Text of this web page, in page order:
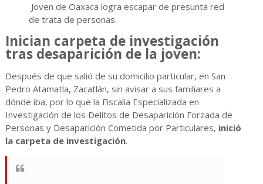
Joven de Oaxaca logra escapar de presunta red
de trata de personas.
Inician carpeta de investigación
tras desaparición de la joven:
Después de que salió de su domicilio particular, en San
Pedro Atamatla, Zacatlán, sin avisar a sus familiares a
dónde iba, por lo que la Fiscalía Especializada en
Investigación de los Delitos de Desaparición Forzada de
Personas y Desaparición Cometida por Particulares, inició
la carpeta de investigación.